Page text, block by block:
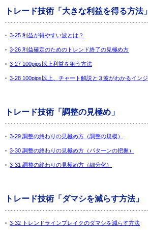
トレード技術「大きな利益を得る方法」
3-25 利益が得やすい波とは？
3-26 利益確定のためのトレンド終了の見極め方
3-27 100pips以上利益を狙う方法
3-28 100pips以上、チャート解説と３波がわかるインジ
トレード技術「調整の見極め」
3-29 調整の終わりの見極め方（調整の規模）
3-30 調整の終わりの見極め方（パターンの把握）
3-31 調整の終わりの見極め方（細分化）
トレード技術「ダマシを減らす方法」
3-32 トレンドラインブレイクのダマシを減らす方法